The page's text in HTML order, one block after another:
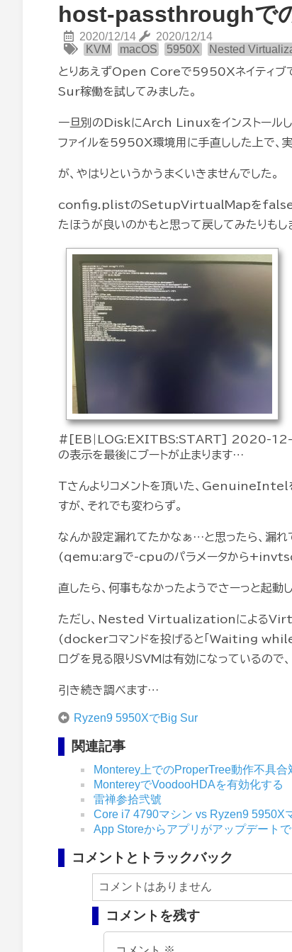
host-passthroughで
2020/12/14
2020/12/14
KVM
macOS 5950X Nested
とりあえずOpen Coreで5950Xネイティ
Sur稼働を試してみました。
一旦別のDiskにArch Linuxをインストール
ファイルを5950X環境用に手直しした上で、実
が、やはりというかうまくいきませんでした。
config.plistのSetupVirtualMapをfalseに換
たほうが良いのかもと思って戻してみたりも
#[EB|LOG:EXITBS:START] 2020-
の表示を最後にブートが止まります…
Tさんよりコメントを頂いた、
すが、それでも変わらず。
なんか設定漏れてたかなぁ…と思ったら、漏れ
(qemu:argで-cpuのパラメータから+invtsc
直したら、何事もなかったようでさーっと起動
ただし、Nested Virtualizationによる
(dockerコマンドを投げると「Waiting
ログを見る限りSVMは有効になっているの
引き続き調べます…
Ryzen9 5950XでBig Sur
関連記事
Monterey上でのProperTree動作不具合
MontereyでVoodooHDAを有効化する
雷禅参拾弐號
Core i7 4790マシン vs Ryzen9 5950X
App Storeからアプリがアップデート
コメントとトラックバック
コメントはありません
コメントを残す